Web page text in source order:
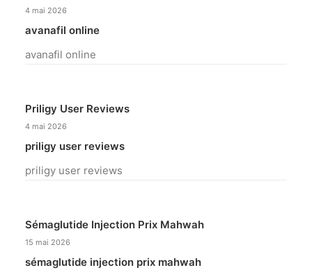
4 mai 2026
avanafil online
avanafil online
Priligy User Reviews
4 mai 2026
priligy user reviews
priligy user reviews
Sémaglutide Injection Prix Mahwah
15 mai 2026
sémaglutide injection prix mahwah